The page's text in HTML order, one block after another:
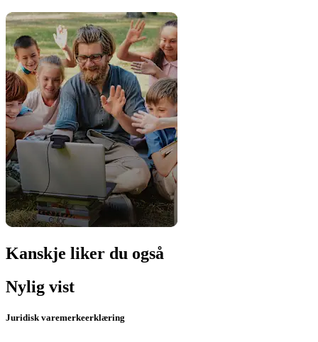
Kanskje liker du også
Nylig vist
Juridisk varemerkeerklæring